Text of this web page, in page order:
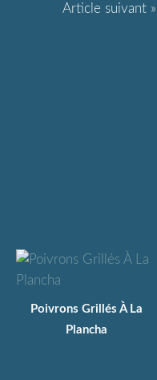
Article suivant »
Poivrons Grillés À La
Plancha